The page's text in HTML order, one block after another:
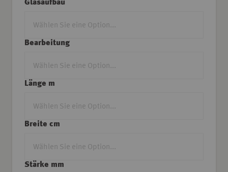
Glasaufbau
Bearbeitung
Länge m
Breite cm
Stärke mm